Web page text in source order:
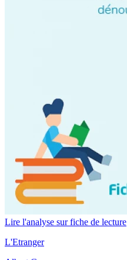
Lire l'analyse sur fiche de lecture
L'Etranger